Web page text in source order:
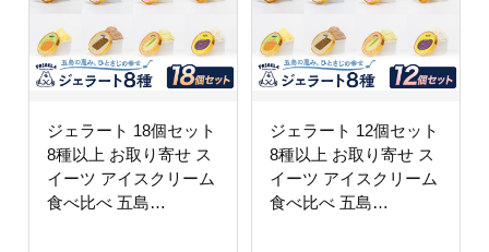
ジェラート 18個セット
8種以上 お取り寄せ ス
イーツ アイスクリーム
食べ比べ 五島
ジェラート 12個セット
8種以上 お取り寄せ ス
イーツ アイスクリーム
食べ比べ 五島